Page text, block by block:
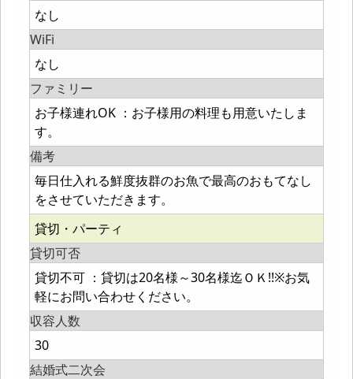
なし
WiFi
なし
ファミリー
お子様連れOK ：お子様用の料理も用意いたしま
す。
備考
毎日仕入れる鮮度抜群のお魚で最高のおもてなし
をさせていただきます。
貸切・パーティ
貸切可否
貸切不可 ：貸切は20名様～30名様迄ＯＫ!!※お気
軽にお問い合わせください。
収容人数
30
結婚式二次会